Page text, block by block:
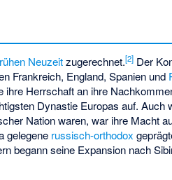
Neuzeitzugerechnet.[2] Der
Frankreich, England, Spanien und
Herrschaft an ihre
Dynastie Europas auf. Auch
Nation waren, war ihre Macht
gelegene russisch-orthodox
begann seine Expansion nach